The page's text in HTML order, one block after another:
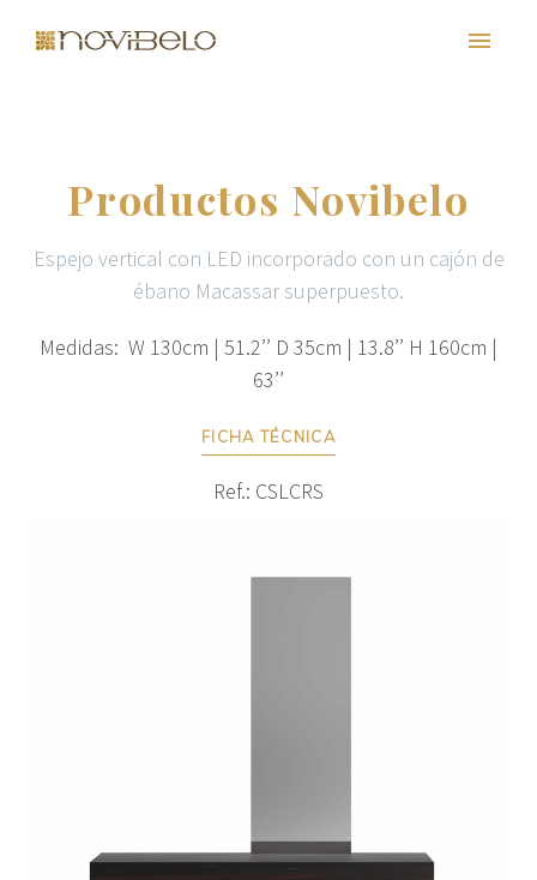
EN
Productos Novibelo
Espejo vertical con LED incorporado con un cajón de
ébano Macassar superpuesto.
Medidas: W 130cm | 51.2’’ D 35cm | 13.8’’ H 160cm |
63’’
FICHA TÉCNICA
Ref.: CSLCRS